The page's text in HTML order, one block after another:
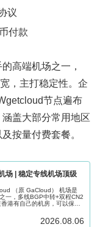
议
付款
高端机场之一，
，主打稳定性。企
节点遍布
盖大部分常用地区
按量付费套餐。
场 | 稳定专线机场顶级
（原 GaCloud） 机场是
一，多线BGP中转+双程CN2
港有自己的机房，可以保证
2026.08.06